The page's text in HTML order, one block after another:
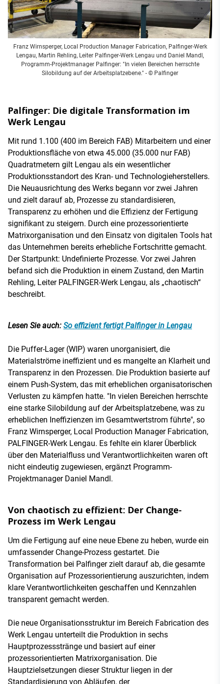
Franz Wirnsperger, Local Production Manager Fabrication, Palfinger-Werk
Lengau, Martin Rehling, Leiter Palfinger-Werk Lengau und Daniel Mandl,
Programm-Projektmanager Palfinger: "In vielen Bereichen herrschte
Silobildung auf der Arbeitsplatzebene." - © Palfinger
Palfinger: Die digitale Transformation im
Werk Lengau
Mit rund 1.100 (400 im Bereich FAB) Mitarbeitern und einer
Produktionsfläche von etwa 45.000 (35.000 nur FAB)
Quadratmetern gilt Lengau als ein wesentlicher
Produktionsstandort des Kran- und Technologieherstellers.
Die Neuausrichtung des Werks begann vor zwei Jahren
und zielt darauf ab, Prozesse zu standardisieren,
Transparenz zu erhöhen und die Effizienz der Fertigung
signifikant zu steigern. Durch eine prozessorientierte
Matrixorganisation und den Einsatz von digitalen Tools hat
das Unternehmen bereits erhebliche Fortschritte gemacht.
Der Startpunkt: Undefinierte Prozesse. Vor zwei Jahren
befand sich die Produktion in einem Zustand, den Martin
Rehling, Leiter PALFINGER-Werk Lengau, als „chaotisch“
beschreibt.
Lesen Sie auch: So effizient fertigt Palfinger in Lengau
Die Puffer-Lager (WIP) waren unorganisiert, die
Materialströme ineffizient und es mangelte an Klarheit und
Transparenz in den Prozessen. Die Produktion basierte auf
einem Push-System, das mit erheblichen organisatorischen
Verlusten zu kämpfen hatte. "In vielen Bereichen herrschte
eine starke Silobildung auf der Arbeitsplatzebene, was zu
erheblichen Ineffizienzen im Gesamtwertstrom führte", so
Franz Wirnsperger, Local Production Manager Fabrication,
PALFINGER-Werk Lengau. Es fehlte ein klarer Überblick
über den Materialfluss und Verantwortlichkeiten waren oft
nicht eindeutig zugewiesen, ergänzt Programm-
Projektmanager Daniel Mandl.
Von chaotisch zu effizient: Der Change-
Prozess im Werk Lengau
Um die Fertigung auf eine neue Ebene zu heben, wurde ein
umfassender Change-Prozess gestartet. Die
Transformation bei Palfinger zielt darauf ab, die gesamte
Organisation auf Prozessorientierung auszurichten, indem
klare Verantwortlichkeiten geschaffen und Kennzahlen
transparent gemacht werden.
Die neue Organisationsstruktur im Bereich Fabrication des
Werk Lengau unterteilt die Produktion in sechs
Hauptprozessstränge und basiert auf einer
prozessorientierten Matrixorganisation. Die
Hauptzielsetzungen dieser Struktur liegen in der
Standardisierung von Abläufen, der